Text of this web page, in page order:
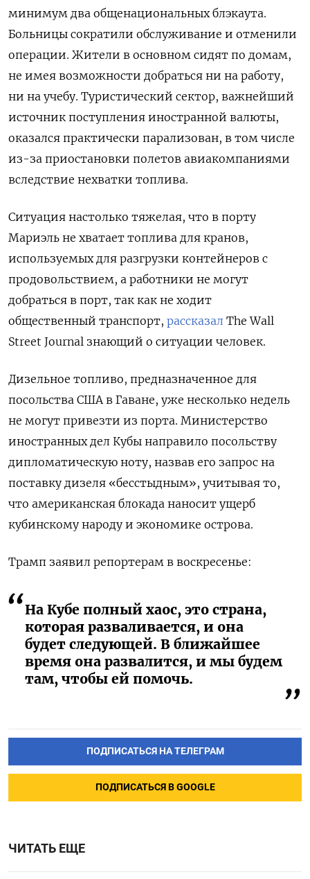
минимум два общенациональных блэкаута.
Больницы сократили обслуживание и отменили
операции. Жители в основном сидят по домам,
не имея возможности добраться ни на работу,
ни на учебу. Туристический сектор, важнейший
источник поступления иностранной валюты,
оказался практически парализован, в том числе
из-за приостановки полетов авиакомпаниями
вследствие нехватки топлива.
Ситуация настолько тяжелая, что в порту
Мариэль не хватает топлива для кранов,
используемых для разгрузки контейнеров с
продовольствием, а работники не могут
добраться в порт, так как не ходит
общественный транспорт, рассказал The Wall
Street Journal знающий о ситуации человек.
Дизельное топливо, предназначенное для
посольства США в Гаване, уже несколько недель
не могут привезти из порта. Министерство
иностранных дел Кубы направило посольству
дипломатическую ноту, назвав его запрос на
поставку дизеля «бесстыдным», учитывая то,
что американская блокада наносит ущерб
кубинскому народу и экономике острова.
Трамп заявил репортерам в воскресенье:
На Кубе полный хаос, это страна,
которая разваливается, и она
будет следующей. В ближайшее
время она развалится, и мы будем
там, чтобы ей помочь.
ПОДПИСАТЬСЯ НА ТЕЛЕГРАМ
ПОДПИСАТЬСЯ В GOOGLE
ЧИТАТЬ ЕЩЕ